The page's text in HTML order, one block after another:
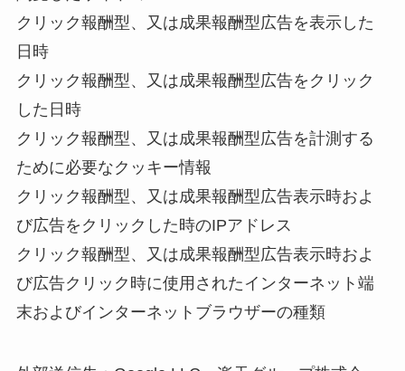
クリック報酬型、又は成果報酬型広告を表示した
日時
クリック報酬型、又は成果報酬型広告をクリック
した日時
クリック報酬型、又は成果報酬型広告を計測する
ために必要なクッキー情報
クリック報酬型、又は成果報酬型広告表示時およ
び広告をクリックした時のIPアドレス
クリック報酬型、又は成果報酬型広告表示時およ
び広告クリック時に使用されたインターネット端
末およびインターネットブラウザーの種類